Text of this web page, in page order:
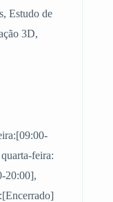
Estudo de
3D,
feira:
20:00],